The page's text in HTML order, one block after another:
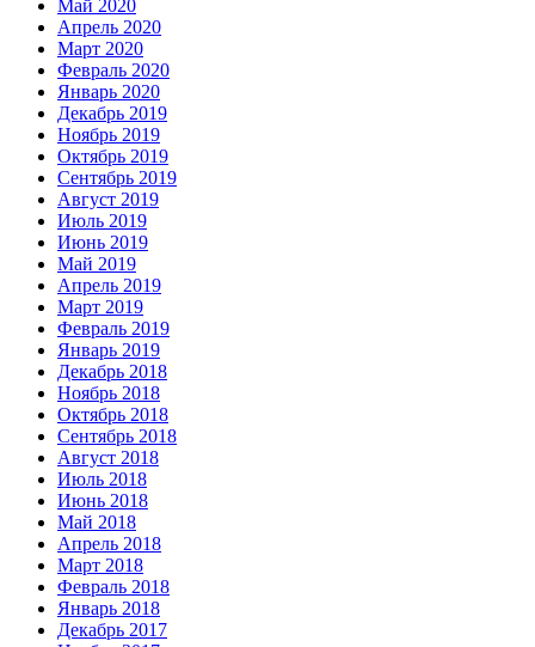
Май 2020
Апрель 2020
Март 2020
Февраль 2020
Январь 2020
Декабрь 2019
Ноябрь 2019
Октябрь 2019
Сентябрь 2019
Август 2019
Июль 2019
Июнь 2019
Май 2019
Апрель 2019
Март 2019
Февраль 2019
Январь 2019
Декабрь 2018
Ноябрь 2018
Октябрь 2018
Сентябрь 2018
Август 2018
Июль 2018
Июнь 2018
Май 2018
Апрель 2018
Март 2018
Февраль 2018
Январь 2018
Декабрь 2017